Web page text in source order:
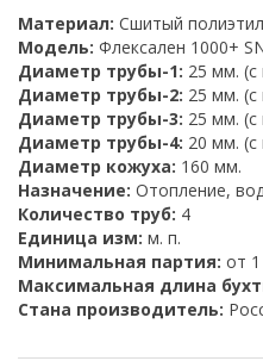
Материал: Сшитый
Модель: Флексален 1000+
Диаметр трубы-1: 25 мм.
Диаметр трубы-2: 25 мм.
Диаметр трубы-3: 25 мм.
Диаметр трубы-4: 20 мм.
Диаметр кожуха: 160 мм.
Назначение: Отопление,
Количество труб: 4
Единица изм: м. п.
Минимальная партия: от
Максимальная длина
Стана производитель: